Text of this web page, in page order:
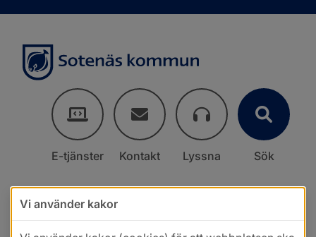
E-tjänster Kontakt Lyssna Sök
Vi använder kakor